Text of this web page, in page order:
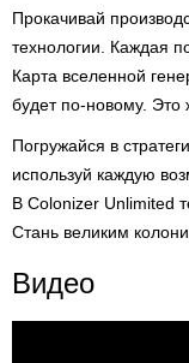
Прокачивай
технологии. Каждая
Карта вселенной
будет по-новому. Это
Погружайся в
используй каждую
В Colonizer Unlimited
Стань великим
Видео